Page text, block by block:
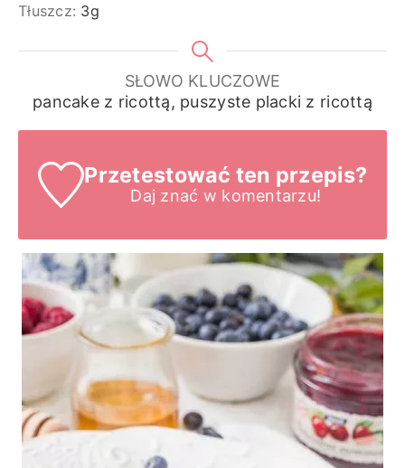
Tłuszcz: 3g
SŁOWO KLUCZOWE
pancake z ricottą, puszyste placki z ricottą
Przetestować ten przepis?
Daj znać w komentarzu!